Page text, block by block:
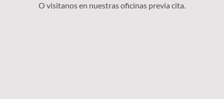
O visitanos en nuestras oficinas previa cita.